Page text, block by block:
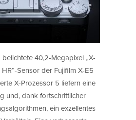
40,2-Megapixel „X-
Sensor der Fujifilm X-E5
X-Prozessor 5 liefern eine
und, dank fortschrittlicher
ein exzellentes